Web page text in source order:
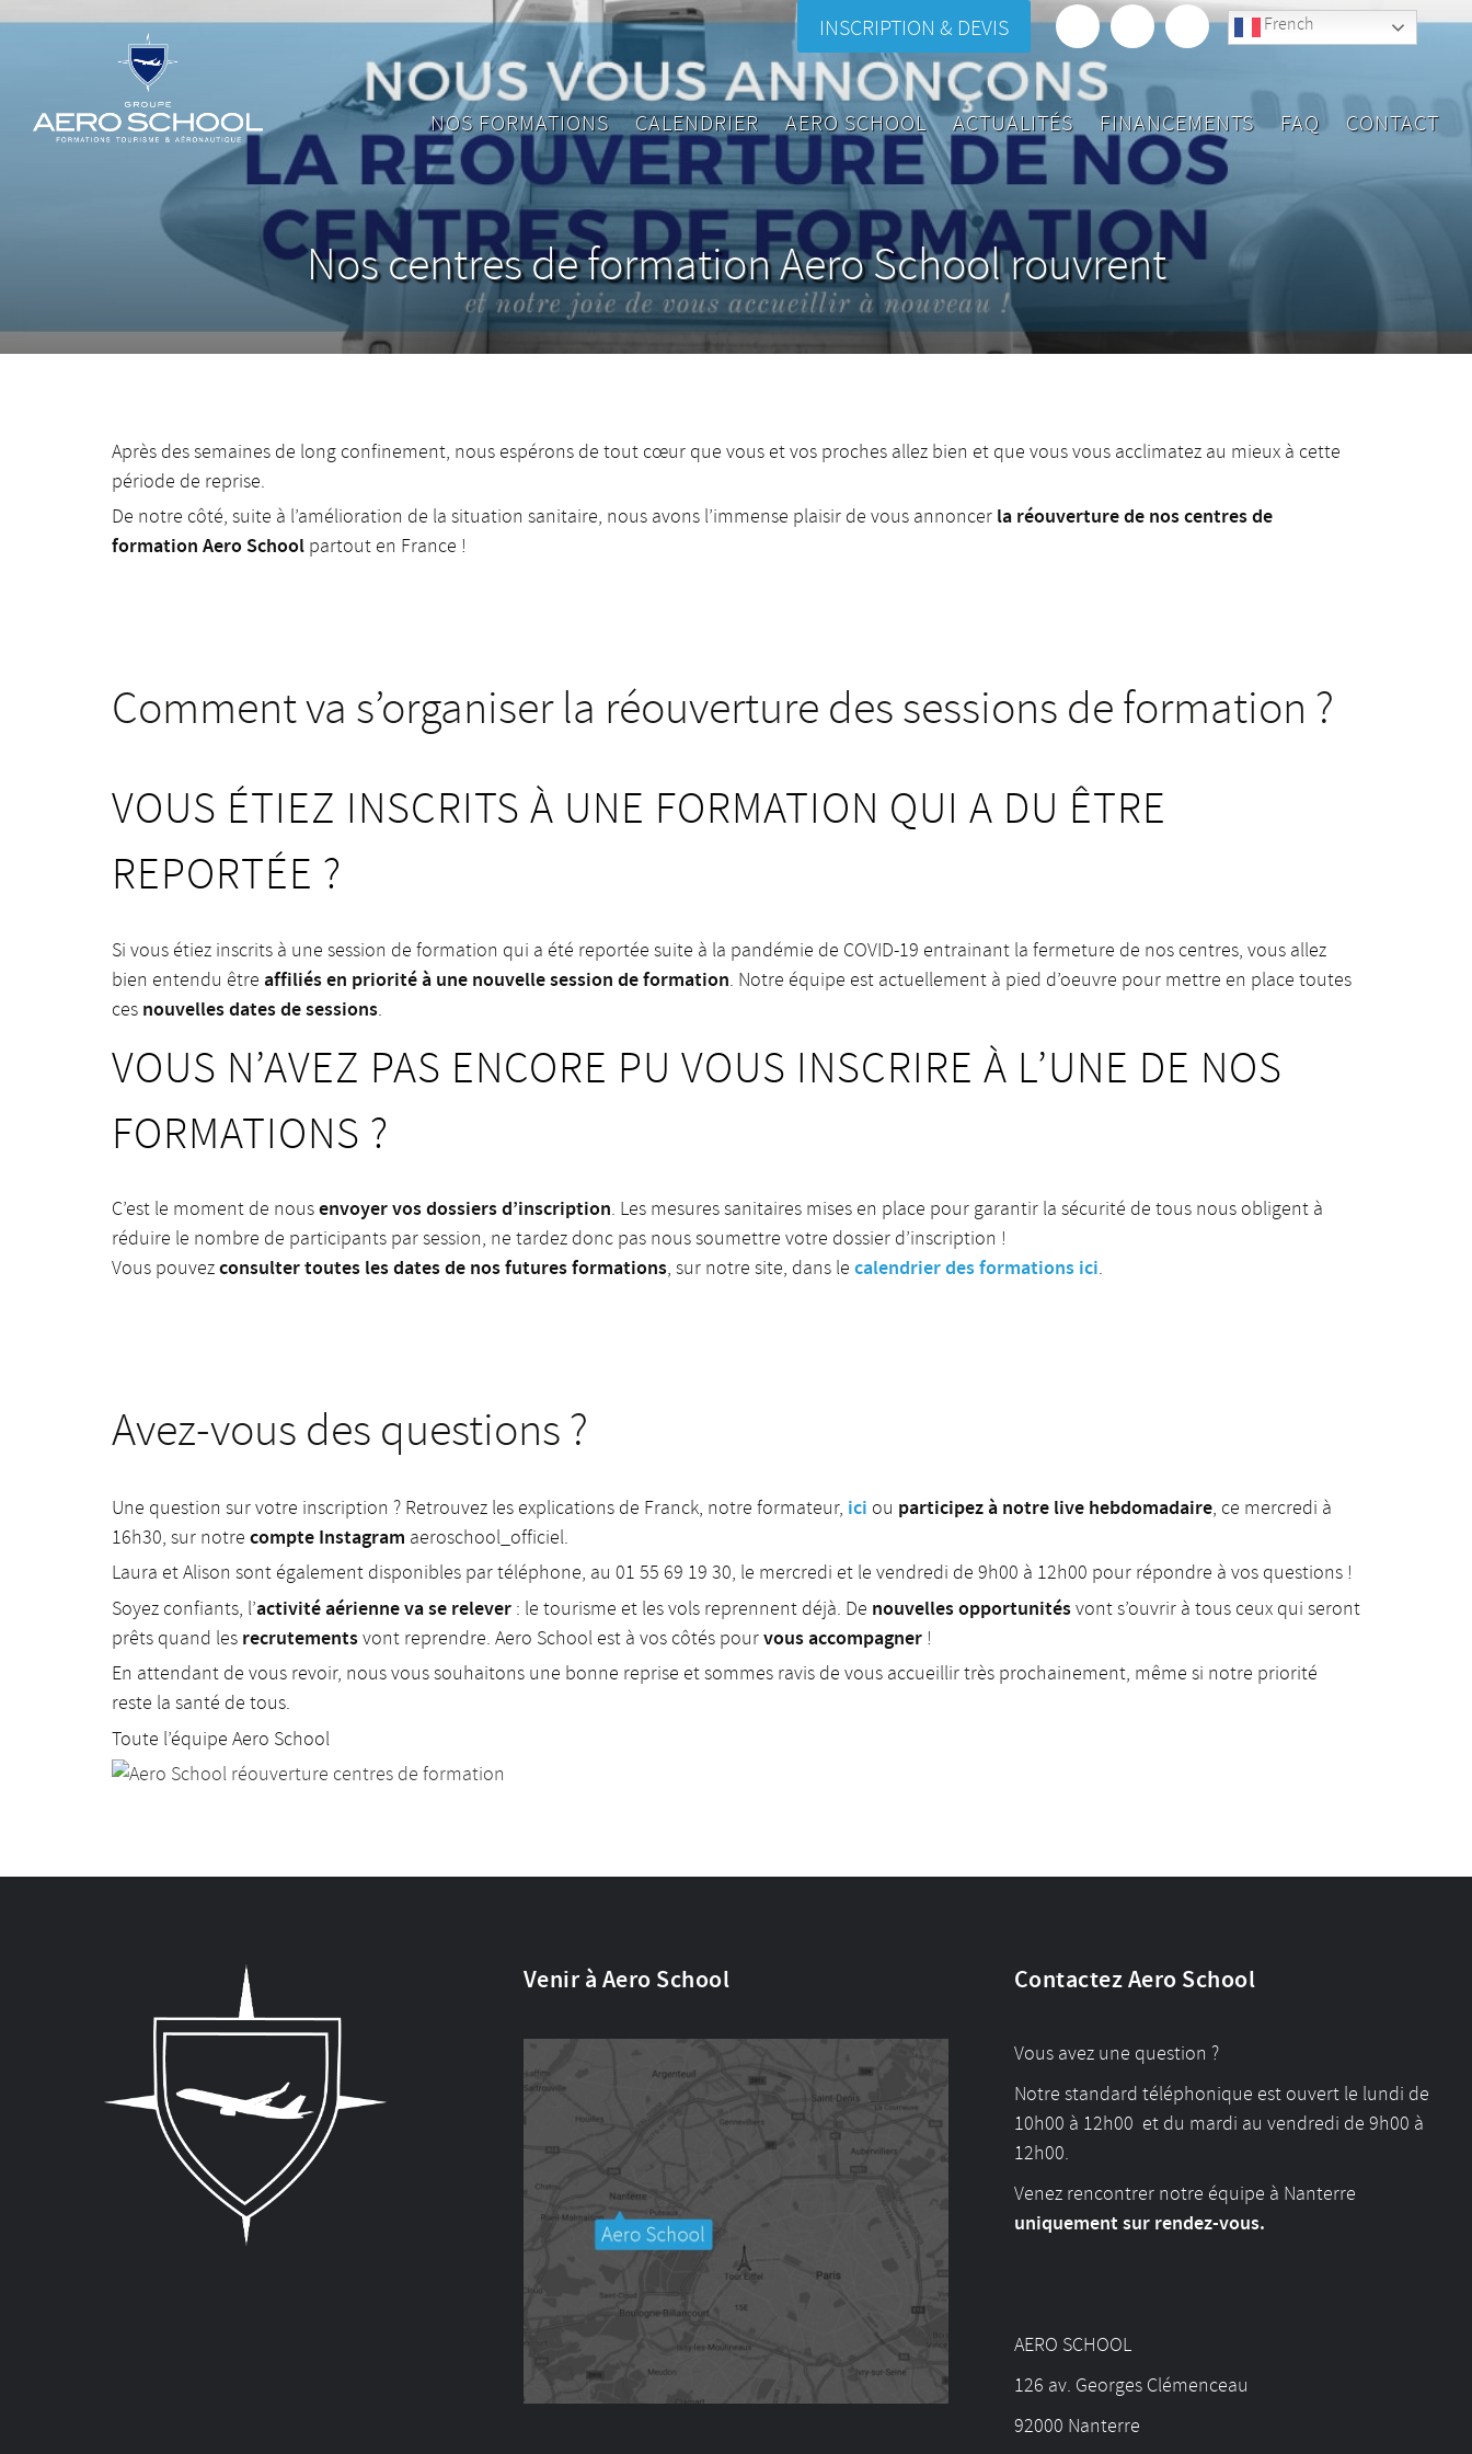
INSCRIPTION & DEVIS
NOS FORMATIONS CALENDRIER AERO SCHOOL ACTUALITÉS FINANCEMENTS FAQ CONTACT
Nos centres de formation Aero School rouvrent
Après des semaines de long confinement, nous espérons de tout cœur que vous et vos proches allez bien et que vous vous acclimatez au mieux à cette
période de reprise.
De notre côté, suite à l’amélioration de la situation sanitaire, nous avons l’immense plaisir de vous annoncer la réouverture de nos centres de
formation Aero School partout en France !
Comment va s’organiser la réouverture des sessions de formation ?
VOUS ÉTIEZ INSCRITS À UNE FORMATION QUI A DU ÊTRE
REPORTÉE ?
Si vous étiez inscrits à une session de formation qui a été reportée suite à la pandémie de COVID-19 entrainant la fermeture de nos centres, vous allez
bien entendu être affiliés en priorité à une nouvelle session de formation. Notre équipe est actuellement à pied d’oeuvre pour mettre en place toutes
ces nouvelles dates de sessions.
VOUS N’AVEZ PAS ENCORE PU VOUS INSCRIRE À L’UNE DE NOS
FORMATIONS ?
C’est le moment de nousenvoyer vos dossiers d’inscription. Les mesures sanitaires mises en place pour garantir la sécurité de tous nous obligent à
réduire le nombre de participants par session, ne tardez donc pas nous soumettre votre dossier d’inscription !
Vous pouvezconsulter toutes les dates de nos futures formations, sur notre site, dans le calendrier des formations ici.
Avez-vous des questions ?
Une question sur votre inscription ? Retrouvez les explications de Franck, notre formateur, ici ou participez à notre live hebdomadaire, ce mercredi à
16h30, sur notre compte Instagram aeroschool_officiel.
Laura et Alison sont également disponibles par téléphone, au 01 55 69 19 30, le mercredi et le vendredi de 9h00 à 12h00 pour répondre à vos questions !
Soyez confiants, l’activité aérienne va se relever : le tourisme et les vols reprennent déjà. De nouvelles opportunitésvont s’ouvrir à tous ceux qui seront
prêts quand les recrutementsvont reprendre. Aero School est à vos côtés pourvous accompagner !
En attendant de vous revoir, nous vous souhaitons une bonne reprise et sommes ravis de vous accueillir très prochainement, même si notre priorité
reste la santé de tous.
Toute l’équipe Aero School
Venir à Aero School Contactez Aero School
Vous avez une question ?
Notre standard téléphonique est ouvert le lundi de
10h00 à 12h00 et du mardi au vendredi de 9h00 à
12h00.
Venez rencontrer notre équipe à Nanterre
uniquement sur rendez-vous.
AERO SCHOOL
126 av. Georges Clémenceau
92000 Nanterre
French